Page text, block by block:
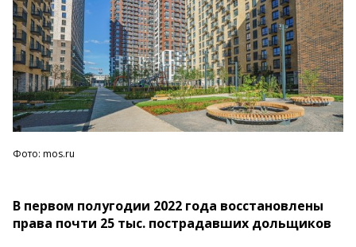
Фото: mos.ru
В первом полугодии 2022 года восстановлены
права почти 25 тыс. пострадавших дольщиков